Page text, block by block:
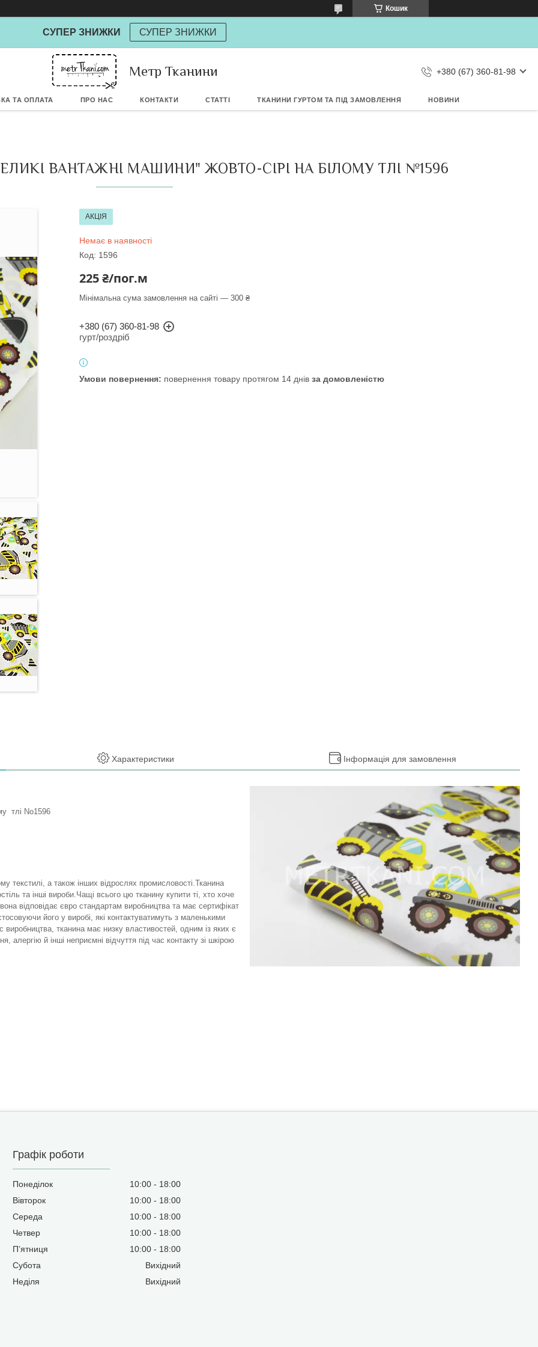
Дозвольте сайту metrtkani.com
Дозволити
×
Кошик
СУПЕР ЗНИЖКИ СУПЕР ЗНИЖКИ
Метр Тканини +380 (67) 360-81-98
ТА ОПЛАТА ПРО НАС КОНТАКТИ СТАТТІ ТКАНИНИ ГУРТОМ ТА ПІД ЗАМОВЛЕННЯ НОВИНИ
ВАНТАЖНІ МАШИНИ" ЖОВТО-СІРІ НА БІЛОМУ ТЛІ №1596
АКЦІЯ
Немає в наявності
Код: 1596
225 ₴/пог.м
Мінімальна сума замовлення на сайті — 300 ₴
+380 (67) 360-81-98
гурт/роздріб
повернення товару протягом 14 днів за домовленістю
Характеристики Інформація для замовлення
тлі No1596
а також інших відрослях промисловості.Тканина
та інші вироби.Чащі всього цю тканину купити ті, хто хоче
відповідає євро стандартам виробництва та має сертифікат
його у виробі, які контактуватимуть з маленькими
тканина має низку властивостей, одним із яких є
алергію й інші неприємні відчуття під час контакту зі шкірою
Графік роботи
Понеділок 10:00
18:00
Вівторок
10:00
18:00
Середа
10:00
18:00
Четвер
10:00
18:00
Пʼятниця
10:00
18:00
Субота
Вихідний
Неділя
Вихідний